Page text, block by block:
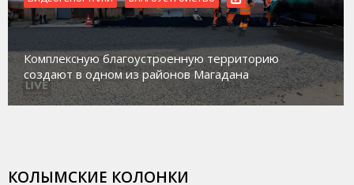
Магадан присоединился к пилотному
работе с несовершеннолетними из групп
социального риска «Переправа»
КОЛЫМСКИЕ КОЛОНКИ